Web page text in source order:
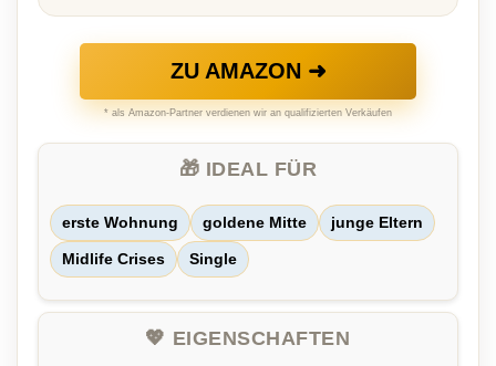
ZU AMAZON ➜
* als Amazon-Partner verdienen wir an qualifizierten Verkäufen
🎁 IDEAL FÜR
erste Wohnung goldene Mitte junge Eltern
Midlife Crises Single
💖 EIGENSCHAFTEN